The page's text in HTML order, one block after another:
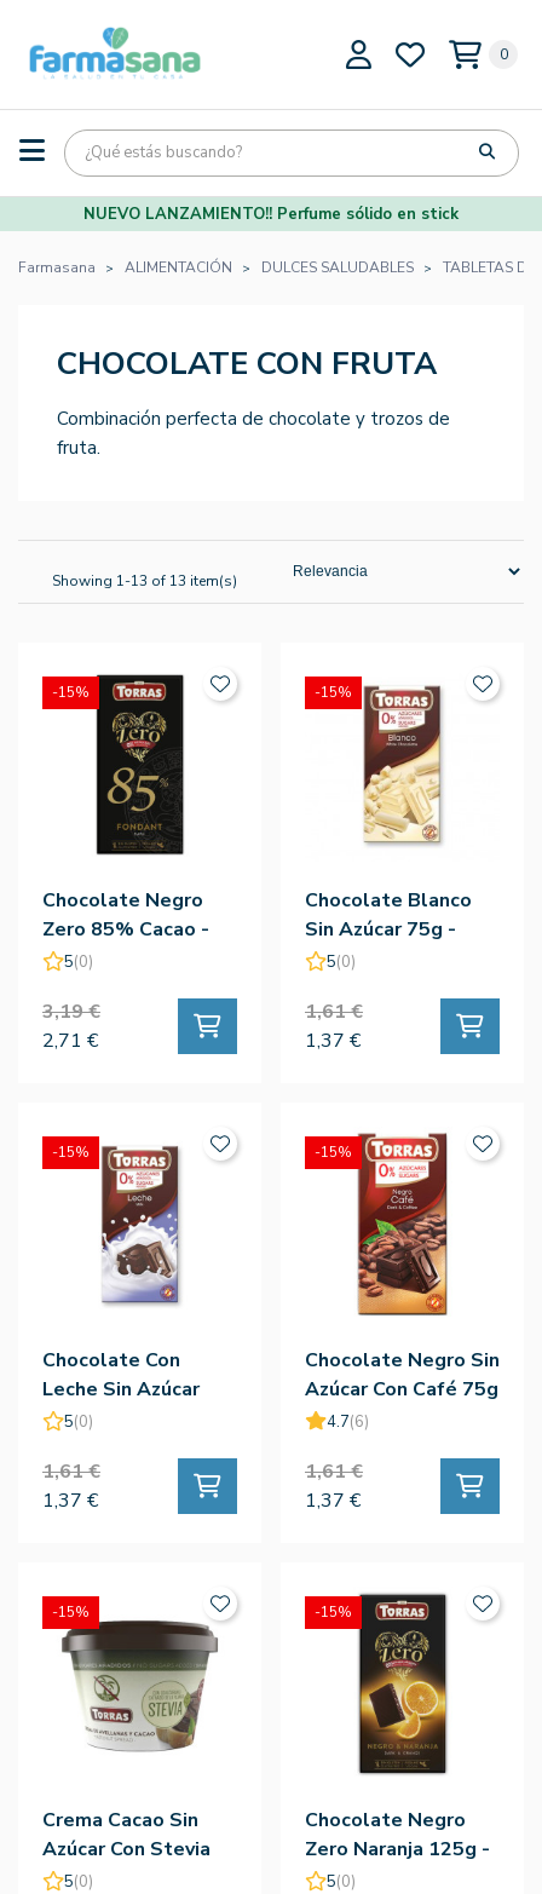
0
NUEVO LANZAMIENTO!! Perfume sólido en stick
Farmasana ALIMENTACIÓN DULCES SALUDABLES TABLETAS
CHOCOLATE CON FRUTA
Combinación perfecta de chocolate y trozos de
fruta.
Showing 1-13 of 13 item(s)
Chocolate Negro
Zero 85% Cacao -
Torras
5(0)
3,19 €
2,71 €
-15%
Chocolate Blanco
Sin Azúcar 75g -
Torras
5(0)
1,61 €
1,37 €
-15%
Chocolate Con
Leche Sin Azúcar
75g - Torras
5(0)
1,61 €
1,37 €
-15%
Chocolate Negro Sin
Azúcar Con Café 75g
- Torras
4.7(6)
1,61 €
1,37 €
-15%
Crema Cacao Sin
Azúcar Con Stevia
Sin Gluten 200g -
5(0)
-15%
Chocolate Negro
Zero Naranja 125g -
Torras
5(0)
-15%